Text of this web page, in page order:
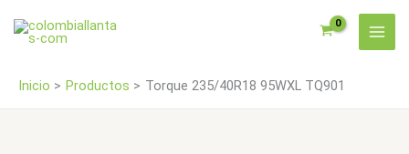
Inicio Productos Torque 235/40R18 95WXL TQ901